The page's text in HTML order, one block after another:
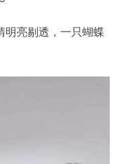
明亮剔透，一只蝴蝶